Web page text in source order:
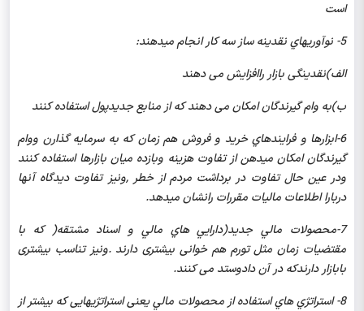
است
5- نوآوريهاي نقدينه ساز سه کار انجام میدهند:
الف)نقدینگی بازار راافزایش می دهند
ب)به وام گیرندگان امکان می دهند که از منابع جدیدپول استفاده کنند
6-ابزارها و فرايندهاي خريد و فروش هم زمان که به سرمایه گذارن ووام
گیرندگان امکان میدهن از تفاوت هزینه وبازده میان بازارها استفاده کنند
ودر عین حال تفاوت در برداشت مردم از خطر ,ونیز تفاوت دیدگاه آنها
دربارا اطلاعات مالیات مقررات رانشان میدهد.
7-محصولات مالي جديد(دارايي هاي مالي و اسناد مشتقه( که با
مقتضیات زمان مثل تورم هم خوانی بیشتری دارند .ونیز تناسب بیشتری
بابازار دارندکه در آن دادوستد می کنند.
8- استراتژي هاي استفاده از محصولات مالي یعنی استراتژیهایی که بیشتر از